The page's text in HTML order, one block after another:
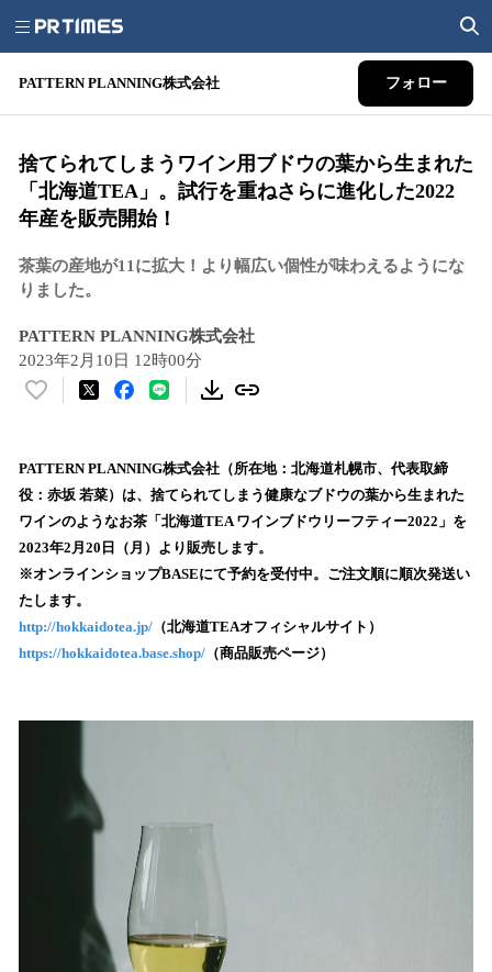
PATTERN PLANNING株式会社 フォロー
捨てられてしまうワイン用ブドウの葉から生まれた
「北海道TEA」。試行を重ねさらに進化した2022
年産を販売開始！
茶葉の産地が11に拡大！より幅広い個性が味わえるようにな
りました。
PATTERN PLANNING株式会社
2023年2月10日 12時00分
い
！
数
を
読
込
み
中
で
PATTERN PLANNING株式会社（所在地：北海道札幌市、代表取締
役：赤坂 若菜）は、捨てられてしまう健康なブドウの葉から生まれた
ワインのようなお茶「北海道TEA ワインブドウリーフティー2022」を
2023年2月20日（月）より販売します。
※オンラインショップBASEにて予約を受付中。ご注文順に順次発送い
たします。
http://hokkaidotea.jp/ （北海道TEAオフィシャルサイト）
https://hokkaidotea.base.shop/ （商品販売ページ）